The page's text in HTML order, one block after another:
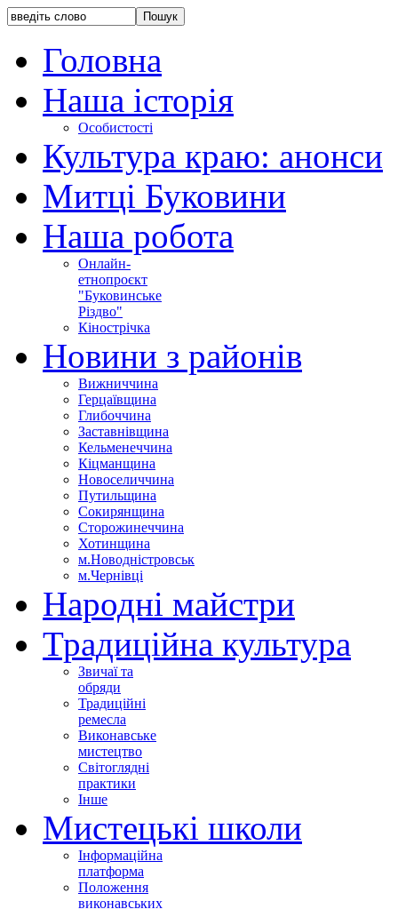
Головна
Наша історія
Особистості
Культура краю: анонси
Митці Буковини
Наша робота
Онлайн-
етнопроєкт
"Буковинське
Різдво"
Кінострічка
Новини з районів
Вижниччина
Герцаївщина
Глибоччина
Заставнівщина
Кельменеччина
Кіцманщина
Новоселиччина
Путильщина
Сокирянщина
Сторожинеччина
Хотинщина
м.Новодністровськ
м.Чернівці
Народні майстри
Традиційна культура
Звичаї та
обряди
Традиційні
ремесла
Виконавське
мистецтво
Світоглядні
практики
Інше
Мистецькі школи
Інформаційна
платформа
Положення
виконавських